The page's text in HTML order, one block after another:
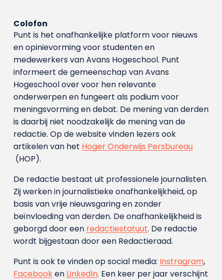
Colofon
Punt is het onafhankelijke platform voor nieuws
en opinievorming voor studenten en
medewerkers van Avans Hoge­school. Punt
informeert de gemeenschap van Avans
Hogeschool over voor hen relevante
onderwerpen en fungeert als podium voor
meningsvorming en debat. De mening van derden
is daarbij niet noodzakelijk de mening van de
redactie. Op de website vinden lezers ook
artikelen van het Hoger Onderwijs Persbureau
(HOP).
De redactie bestaat uit professionele journalisten.
Zij werken in journalistieke onafhankelijkheid, op
basis van vrije nieuwsgaring en zonder
beïnvloeding van derden. De onafhankelijkheid is
geborgd door een redactiestatuut. De redactie
wordt bijgestaan door een Redactieraad.
Punt is ook te vinden op social media: Instragram,
Facebooken LinkedIn. Een keer per jaar verschijnt